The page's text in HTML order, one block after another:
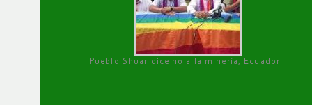
Pueblo Shuar dice no a la minería, Ecuador